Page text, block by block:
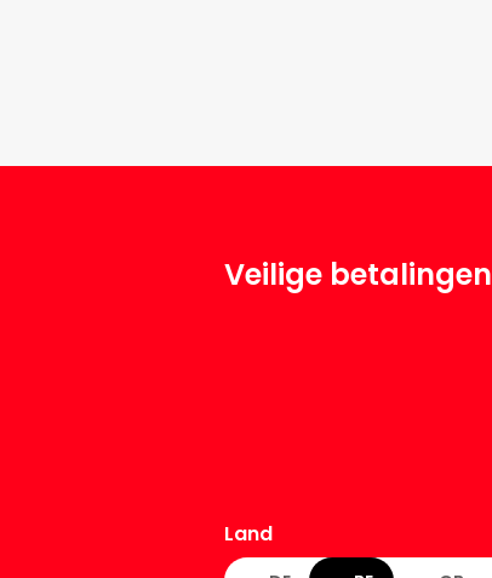
Veilige betalingen
Land